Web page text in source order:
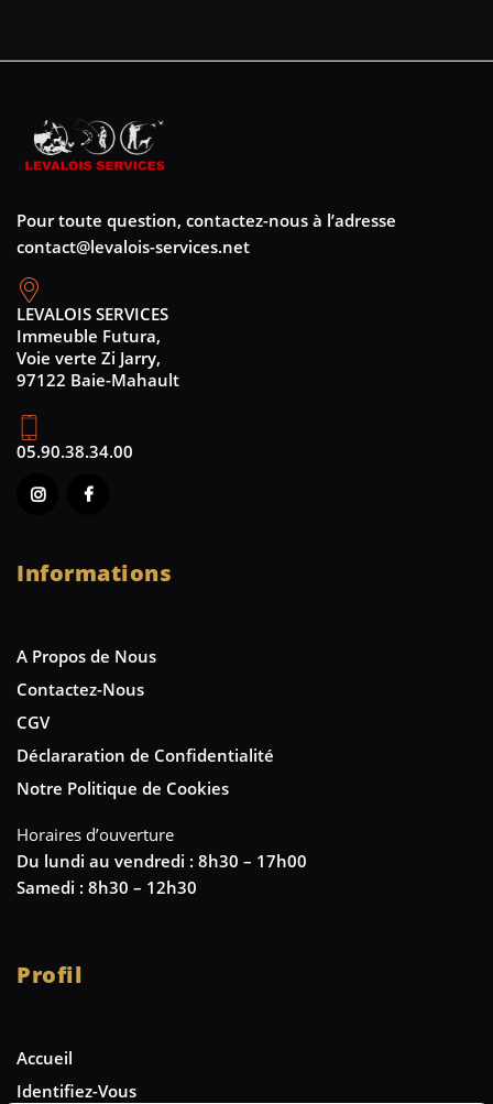
Pour toute question, contactez-nous à l’adresse
contact@levalois-services.net
LEVALOIS SERVICES
Immeuble Futura,
Voie verte Zi Jarry,
97122 Baie-Mahault
05.90.38.34.00
Informations
A Propos de Nous
Contactez-Nous
CGV
Déclararation de Confidentialité
Notre Politique de Cookies
Horaires d’ouverture
Du lundi au vendredi : 8h30 – 17h00
Samedi : 8h30 – 12h30
Profil
Accueil
Identifiez-Vous